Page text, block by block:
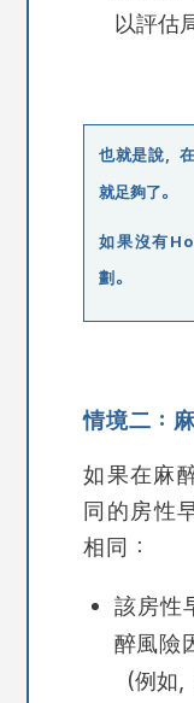
以評估
也就是說，
就足夠了。
如果沒有
劃。
情境二：
如果在麻
同的房性
相同：
該房性
醉風險
（例